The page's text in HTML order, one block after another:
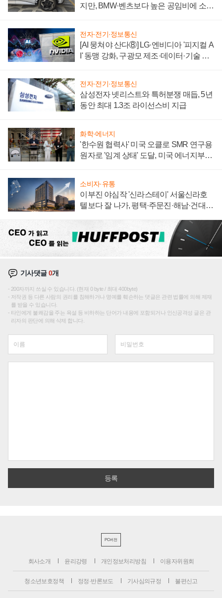
지만, BMW·벤츠보다 높은 공임비에 소비
전자·전기·정보통신
[AI 뭉쳐야 산다⑧] LG·엔비디아 '피지컬 A
I' 동맹 강화, 구광모 제조·데이터·기술 결
전자·전기·정보통신
삼성전자 넷리스트와 특허분쟁 매듭, 5년
동안 최대 1.3조 라이선스비 지급
화학·에너지
'한수원 협력사' 미국 오클로 SMR 연구용
원자로 '임계 상태' 도달, 미국 에너지부
소비자·유통
이부진 야심작 '신라스테이' 서울신라호
텔보다 잘 나가, 평택·주문진·해남·건대로
기사댓글0개
200자까지 쓰실 수 있습니다. (현재 0 byte / 최대 400byte)
저작권 등 다른 사람의 권리를 침해하거나 명예를 훼손하는 댓글은 관련 법률에 의해 제재
를 받을 수 있습니다.
타인에게 불쾌감을 주는 욕설 등 비하하는 단어가 내용에 포함되거나 인신공격성 글은 관
리자의 판단에 의해 삭제 합니다.
PC버전
회사소개 윤리강령 개인정보처리방침 이용자위원회
청소년보호정책 정정·반론보도 기사심의규정 불편신고